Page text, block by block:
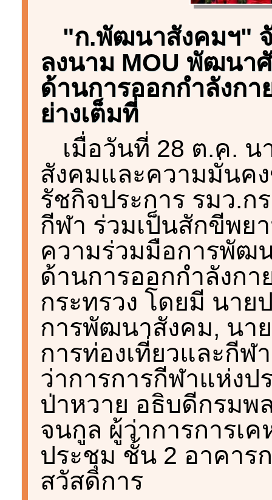
"ก.พัฒนาสังคมฯ"
ลงนาม MOU พัฒนา
ด้านการออกกำลังก
ย่างเต็มที่
เมื่อวันที่ 28 ต.ค.
สังคมและความมั่นค
รัชกิจประการ รมว.ก
กีฬา ร่วมเป็นสักขีพย
ความร่วมมือการพัฒ
ด้านการออกกำลังกา
กระทรวง โดยมี นาย
การพัฒนาสังคม, นา
การท่องเที่ยวและกี
ว่าการการกีฬาแห่งป
ป่าหวาย อธิบดีกรม
จนกูล ผู้ว่าการการเ
ประชุม ชั้น 2 อาคา
สวัสดิการ